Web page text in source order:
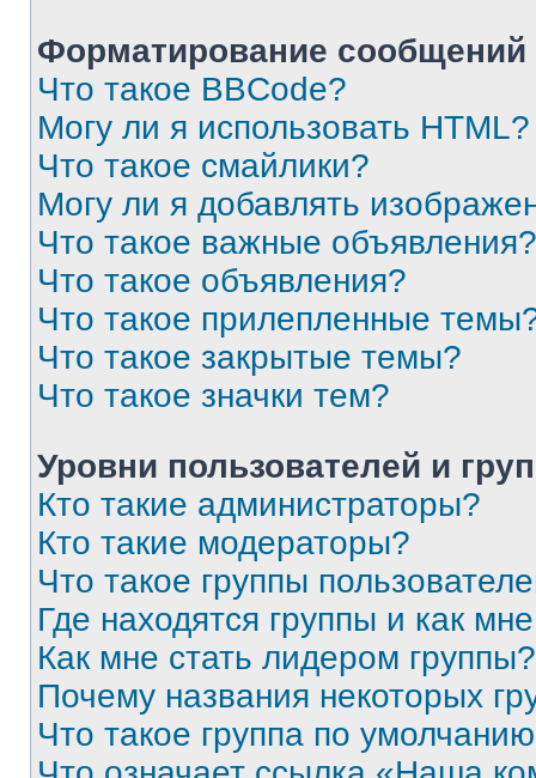
Форматирование
Что такое BBCode?
Могу ли я использовать HTML?
Что такое смайлики?
Могу ли я добавлять
Что такое важные объявления?
Что такое объявления?
Что такое прилепленные
Что такое закрытые темы?
Что такое значки тем?
Уровни пользователей и
Кто такие администраторы?
Кто такие модераторы?
Что такое группы
Где находятся группы и как
Как мне стать лидером группы?
Почему названия некоторых
Что такое группа по